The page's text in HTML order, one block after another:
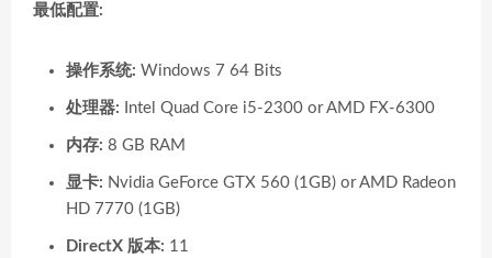
最低配置:
操作系统: Windows 7 64 Bits
处理器: Intel Quad Core i5-2300 or AMD FX-6300
内存: 8 GB RAM
显卡: Nvidia GeForce GTX 560 (1GB) or AMD Radeon
HD 7770 (1GB)
DirectX 版本: 11